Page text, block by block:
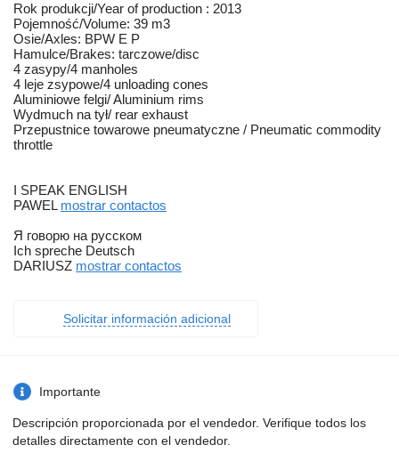
Rok produkcji/Year of production : 2013
Pojemność/Volume: 39 m3
Osie/Axles: BPW E P
Hamulce/Brakes: tarczowe/disc
4 zasypy/4 manholes
4 leje zsypowe/4 unloading cones
Aluminiowe felgi/ Aluminium rims
Wydmuch na tył/ rear exhaust
Przepustnice towarowe pneumatyczne / Pneumatic commodity
throttle
I SPEAK ENGLISH
PAWEL mostrar contactos
Я говорю на русском
Ich spreche Deutsch
DARIUSZ mostrar contactos
Solicitar información adicional
Importante
Descripción proporcionada por el vendedor. Verifique todos los
detalles directamente con el vendedor.